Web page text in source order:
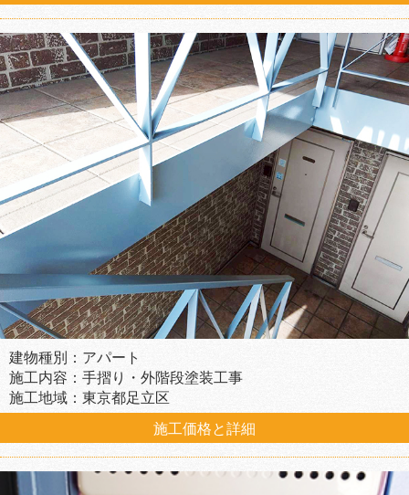
建物種別：アパート
施工内容：手摺り・外階段塗装工事
施工地域：東京都足立区
施工価格と詳細